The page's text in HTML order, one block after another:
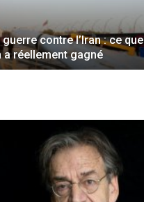
contre l’Iran : ce que
a réellement gagné